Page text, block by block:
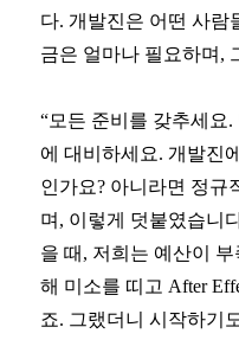
다. 개발진은 어떤 사람
금은 얼마나 필요하며,
“모든 준비를 갖추세요
에 대비하세요. 개발진
인가요? 아니라면 정규
며, 이렇게 덧붙였습니
을 때, 저희는 예산이
해 미소를 띠고 After
죠. 그랬더니 시작하기